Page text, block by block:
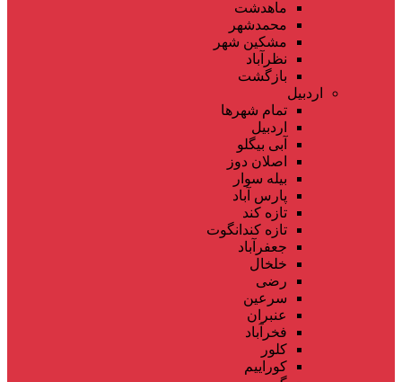
ماهدشت
محمدشهر
مشکین شهر
نظرآباد
بازگشت
اردبیل
تمام شهر‌ها
اردبیل
آبی بیگلو
اصلان دوز
بیله سوار
پارس آباد
تازه کند
تازه کندانگوت
جعفرآباد
خلخال
رضی
سرعین
عنبران
فخرآباد
کلور
کوراییم